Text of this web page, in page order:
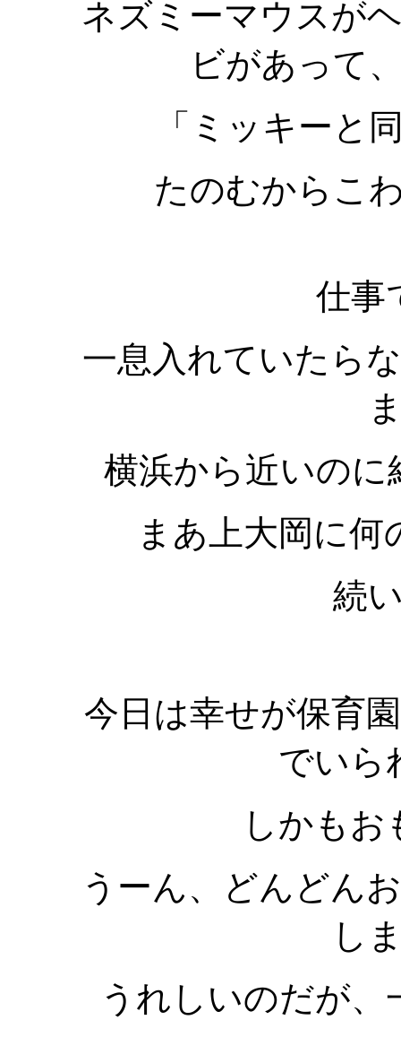
ネズミーマウスが
ビがあって
「ミッキーと
たのむからこ
仕事
一息入れていたら
横浜から近いのに
まあ上大岡に
続
今日は幸せが保育
でいら
しかもお
うーん、どんどん
し
うれしいのだが